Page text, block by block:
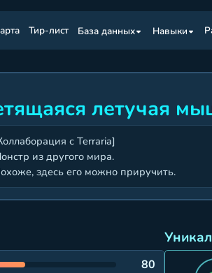
Тир-лист База данных Навыки
летучая
с Terraria]
из другого мира.
здесь его можно приручить.
80